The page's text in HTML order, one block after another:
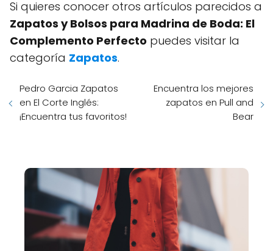
Si quieres conocer otros artículos parecidos a
Zapatos y Bolsos para Madrina de Boda: El
Complemento Perfecto puedes visitar la
categoría Zapatos.
Pedro Garcia Zapatos
en El Corte Inglés:
¡Encuentra tus favoritos!
Encuentra los mejores
zapatos en Pull and
Bear